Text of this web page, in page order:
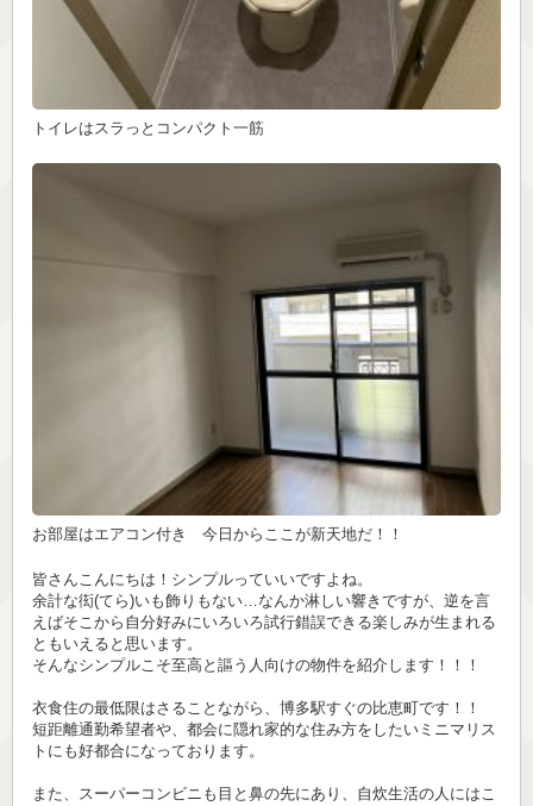
皆さんこんにちは！シンプルっていいですよね。
余計な衒(てら)いも飾りもない…なんか淋しい響きですが、逆を言
えばそこから自分好みにいろいろ試行錯誤できる楽しみが生まれる
ともいえると思います。
そんなシンプルこそ至高と謳う人向けの物件を紹介します！！！
衣食住の最低限はさることながら、博多駅すぐの比恵町です！！
短距離通勤希望者や、都会に隠れ家的な住み方をしたいミニマリス
トにも好都合になっております。
また、スーパーコンビニも目と鼻の先にあり、自炊生活の人にはこ
トイレはスラっとコンパクト一筋
お部屋はエアコン付き 今日からここが新天地だ！！